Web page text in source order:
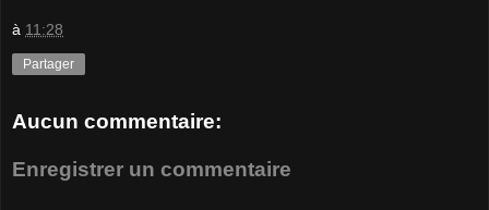
à 11:28
Partager
Aucun commentaire:
Enregistrer un commentaire